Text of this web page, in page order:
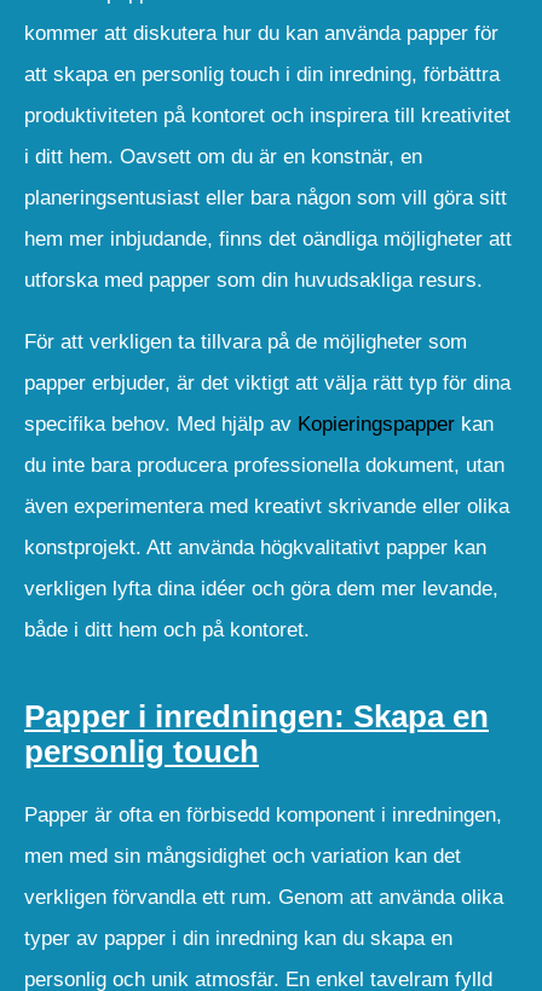
kommer att diskutera hur du kan använda papper för
att skapa en personlig touch i din inredning, förbättra
produktiviteten på kontoret och inspirera till kreativitet
i ditt hem. Oavsett om du är en konstnär, en
planeringsentusiast eller bara någon som vill göra sitt
hem mer inbjudande, finns det oändliga möjligheter att
utforska med papper som din huvudsakliga resurs.
För att verkligen ta tillvara på de möjligheter som
papper erbjuder, är det viktigt att välja rätt typ för dina
specifika behov. Med hjälp av Kopieringspapper kan
du inte bara producera professionella dokument, utan
även experimentera med kreativt skrivande eller olika
konstprojekt. Att använda högkvalitativt papper kan
verkligen lyfta dina idéer och göra dem mer levande,
både i ditt hem och på kontoret.
Papper i inredningen: Skapa en
personlig touch
Papper är ofta en förbisedd komponent i inredningen,
men med sin mångsidighet och variation kan det
verkligen förvandla ett rum. Genom att använda olika
typer av papper i din inredning kan du skapa en
personlig och unik atmosfär. En enkel tavelram fylld